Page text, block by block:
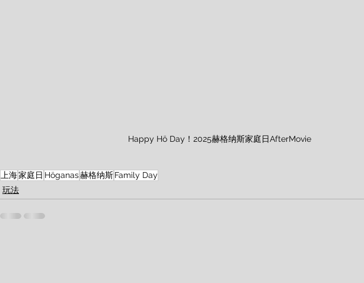
Happy Hö Day！2025赫格纳斯家庭日AfterMovie
上海家庭日 Höganas赫格纳斯Family Day
玩法